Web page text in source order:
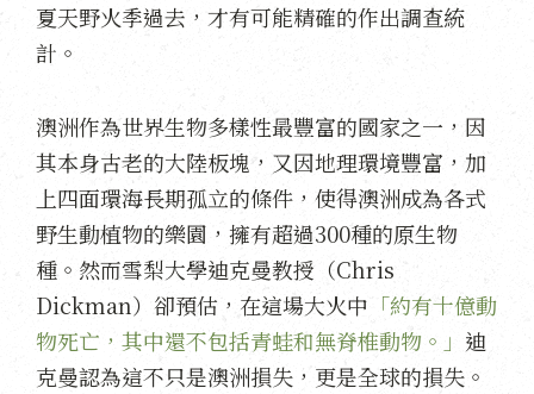
夏天野火季過去，才有可能精確的作出調查統
計。
澳洲作為世界生物多樣性最豐富的國家之一，因
其本身古老的大陸板塊，又因地理環境豐富，加
上四面環海長期孤立的條件，使得澳洲成為各式
野生動植物的樂園，擁有超過300種的原生物
種。然而雪梨大學迪克曼教授（Chris
Dickman）卻預估，在這場大火中 「約有十億動
物死亡，其中還不包括青蛙和無脊椎動物。」 迪
克曼認為這不只是澳洲損失，更是全球的損失。